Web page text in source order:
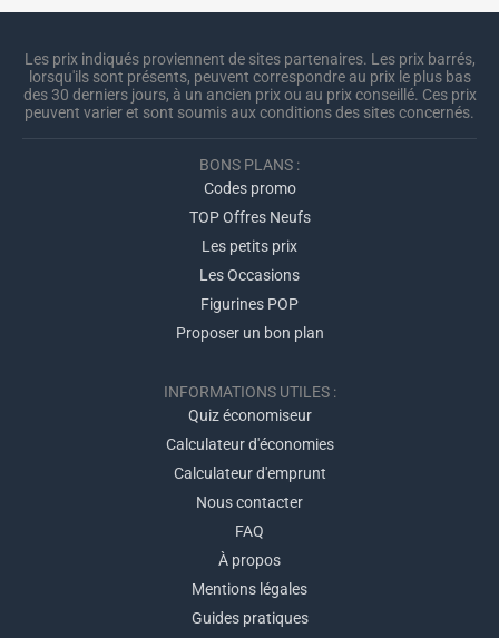
Les prix indiqués proviennent de sites partenaires. Les prix barrés,
lorsqu'ils sont présents, peuvent correspondre au prix le plus bas
des 30 derniers jours, à un ancien prix ou au prix conseillé. Ces prix
peuvent varier et sont soumis aux conditions des sites concernés.
BONS PLANS :
Codes promo
TOP Offres Neufs
Les petits prix
Les Occasions
Figurines POP
Proposer un bon plan
INFORMATIONS UTILES :
Quiz économiseur
Calculateur d'économies
Calculateur d'emprunt
Nous contacter
FAQ
À propos
Mentions légales
Guides pratiques